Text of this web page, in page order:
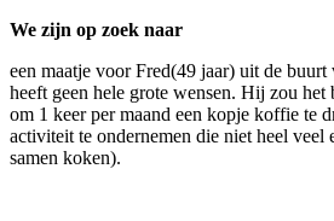
We zijn op zoek naar
een maatje voor Fred(49 jaar) uit de
heeft geen hele grote wensen. Hij zou
om 1 keer per maand een kopje koffie te
activiteit te ondernemen die niet heel veel
samen koken).